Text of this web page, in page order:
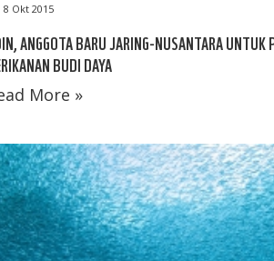
8 Okt 2015
ANGGOTA BARU JARING-NUSANTARA UNTUK
BUDI DAYA
More »